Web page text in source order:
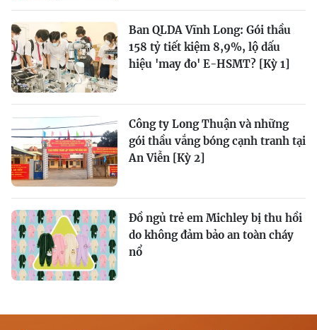
Ban QLDA Vĩnh Long: Gói thầu
158 tỷ tiết kiệm 8,9%, lộ dấu
hiệu 'may đo' E-HSMT? [Kỳ 1]
Công ty Long Thuận và những
gói thầu vắng bóng cạnh tranh tại
An Viễn [Kỳ 2]
Đồ ngủ trẻ em Michley bị thu hồi
do không đảm bảo an toàn cháy
nổ